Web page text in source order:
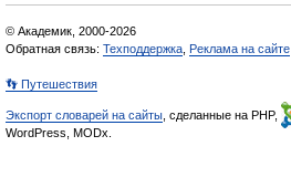
© Академик, 2000-2026
Обратная связь: Техподдержка Реклама на сайте
👣 Путешествия
Экспорт словарей на сайты , сделанные на PHP,
WordPress, MODx.